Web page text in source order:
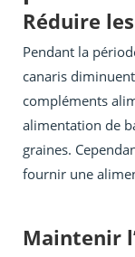
Réduire
Pendant la
canaris
compléments
alimentation de
graines.
fournir une
Maintenir